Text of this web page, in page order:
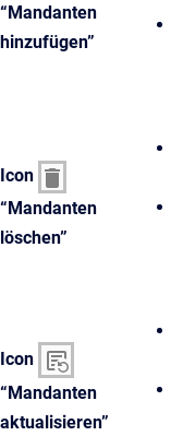
“Mandanten
hinzufügen”
Icon
“Mandanten
löschen”
Icon
“Mandanten
aktualisieren”